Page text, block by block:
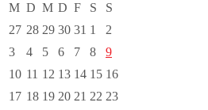
M D M D F S
S
27 28 29 30 31 1
2
3
4 5 6 7 8
9
10 11 12 13 14 15 16
17 18 19 20 21 22 23